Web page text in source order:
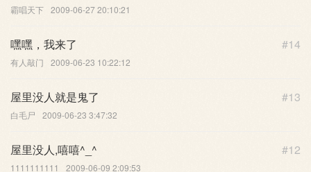
霸唱天下 2009-06-27 20:10:21
#14
嘿嘿，我来了
有人敲门 2009-06-23 10:22:12
#13
屋里没人就是鬼了
白毛尸 2009-06-23 3:47:32
#12
屋里没人,嘻嘻^_^
1111111111 2009-06-09 2:09:53